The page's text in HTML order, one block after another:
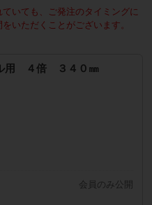
いても、ご発注のタイミングに
いただくことがございます。
用 ４倍 ３４０㎜
会員のみ公開